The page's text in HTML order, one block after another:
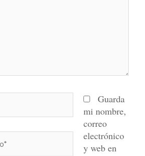
Guarda
mi nombre,
correo
electrónico
y web en